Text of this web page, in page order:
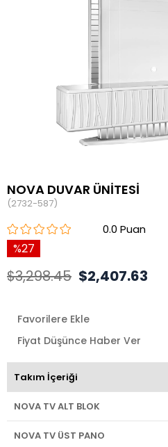
NOVA DUVAR ÜNİTESİ
(2732-587)
0.0
27
$3,298.45 $2,407.63
Favorilere Ekle
Fiyat Düşünce Haber Ver
Takım İçeriği
NOVA TV ALT BLOK
NOVA TV ÜST PANO